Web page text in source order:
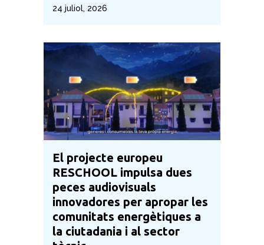
24 juliol, 2026
El projecte europeu
RESCHOOL impulsa dues
peces audiovisuals
innovadores per apropar les
comunitats energètiques a
la ciutadania i al sector